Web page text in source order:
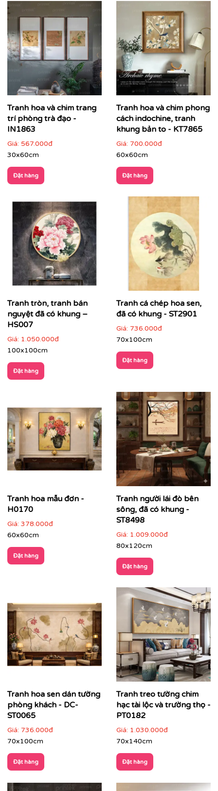
Tông màu trầm ấm
: Be, nâu, vàng nghệ, xám
khói… tạo cảm giác ấm cúng, dễ chịu.
Họa tiết tinh tế: hoa văn sen, rồng phượng, cảnh
làng quê, cây cối thanh nhã, mang đậm văn hóa Á
Đông.
Bố cục cân đối – tinh giản
: dễ dàng kết hợp với
nhiều phong cách nội thất từ cổ điển, bán cổ điển
Chất liệu mộc mạc nhưng tinh xảo: gợi nhớ không
gian Indochine xưa, nâng tầm gu thẩm mỹ cho
không gian sống và làm việc.
Tranh Indochine phù hợp với nhiều loại không gian:
: tạo điểm nhấn sang trọng, ấm áp, dễ
thu hút ánh nhìn ngay từ cửa ra vào.
Tranh hoa và chim trang
trí phòng trà đạo -
IN1863
Giá: 567.000đ
30x60cm
Đặt hàng
Tranh hoa và chim phong
cách indochine, tranh
khung bản to - KT7865
Giá: 700.000đ
60x60cm
Đặt hàng
Tranh tròn, tranh bán
nguyệt đã có khung –
HS007
Giá: 1.050.000đ
100x100cm
Đặt hàng
Tranh cá chép hoa sen,
đã có khung - ST2901
Giá: 736.000đ
70x100cm
Đặt hàng
Tranh hoa mẫu đơn -
H0170
Giá: 378.000đ
60x60cm
Đặt hàng
Tranh người lái đò bên
sông, đã có khung -
ST8498
Giá: 1.009.000đ
80x120cm
Đặt hàng
Tranh hoa sen dán tường
phòng khách - DC-
ST0065
Giá: 736.000đ
70x100cm
Đặt hàng
Tranh treo tường chim
hạc tài lộc và trường thọ -
PT0182
Giá: 1.030.000đ
70x140cm
Đặt hàng